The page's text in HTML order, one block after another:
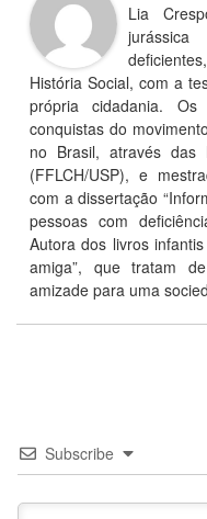
Lia
História Social, com a
própria cidadania.
conquistas do
no Brasil, através
(FFLCH/USP), e
com a dissertação
pessoas com
Autora dos livros
amiga”, que tratam
amizade para uma
Subscribe